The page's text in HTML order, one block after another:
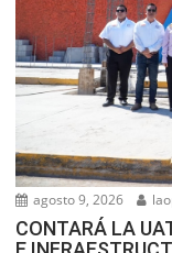
agosto 9, 2026
CONTARÁ LA